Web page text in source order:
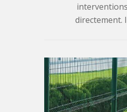
directement.